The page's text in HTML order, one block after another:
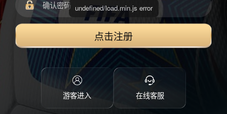
点击注册
游客进入 在线客服